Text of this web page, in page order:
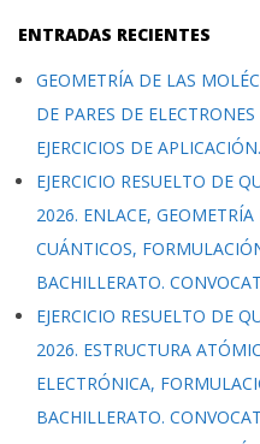
ENTRADAS RECIENTES
GEOMETRÍA DE LAS
DE PARES DE
EJERCICIOS DE APLICACIÓN.
EJERCICIO RESUELTO DE
2026. ENLACE,
CUÁNTICOS,
BACHILLERATO.
EJERCICIO RESUELTO DE
2026. ESTRUCTURA
ELECTRÓNICA,
BACHILLERATO.